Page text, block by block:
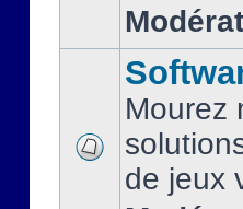
Mourez
de jeux